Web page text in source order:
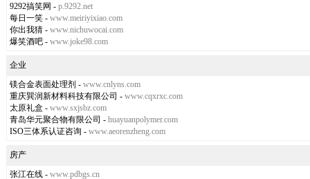
9292搞笑网 - p.9292.net
每日一笑 - www.meiriyixiao.com
你出我猜 - www.nichuwocai.com
爆笑酒吧 - www.joke98.com
企业
镁合金表面处理剂 - www.cnlyns.com
重庆巽润新材料科技有限公司 - www.cqxrxc.com
太原礼盒 - www.sxjsbz.com
青岛华元聚合物有限公司 - huayuanpolymer.com
ISO三体系认证咨询 - www.aeorenzheng.com
房产
张江在线 - www.pdbgs.cn